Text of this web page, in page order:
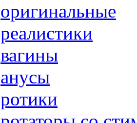
оригинальные
реалистики
вагины
анусы
ротики